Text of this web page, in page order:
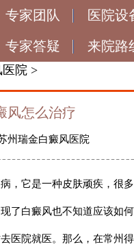
专家团队 医院设
专家答疑 来院路
医院 >
风怎么治疗
州瑞金白癜风医院
它是一种皮肤顽疾，很
了白癜风也不知道应该如
医院就医。那么， 在常州